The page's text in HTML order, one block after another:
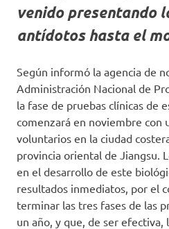
venido presentando
antídotos hasta el
Según informó la agencia de
Administración Nacional de
la fase de pruebas clínicas de
comenzará en noviembre con
voluntarios en la ciudad
provincia oriental de Jiangsu.
en el desarrollo de este
resultados inmediatos, por el
terminar las tres fases de las
un año, y que, de ser efectiva,